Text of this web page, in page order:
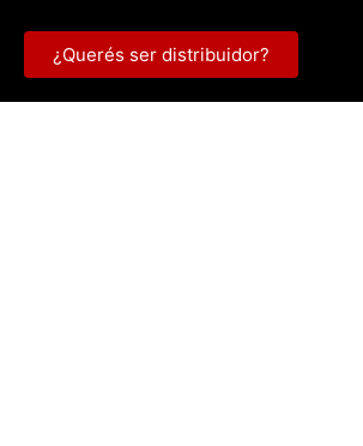
¿Querés ser distribuidor?